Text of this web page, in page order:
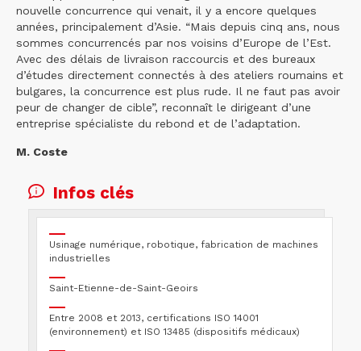
nouvelle concurrence qui venait, il y a encore quelques
années, principalement d’Asie. “Mais depuis cinq ans, nous
sommes concurrencés par nos voisins d’Europe de l’Est.
Avec des délais de livraison raccourcis et des bureaux
d’études directement connectés à des ateliers roumains et
bulgares, la concurrence est plus rude. Il ne faut pas avoir
peur de changer de cible”, reconnaît le dirigeant d’une
entreprise spécialiste du rebond et de l’adaptation.
M. Coste
Infos clés
Usinage numérique, robotique, fabrication de machines
industrielles
Saint-Etienne-de-Saint-Geoirs
Entre 2008 et 2013, certifications ISO 14001
(environnement) et ISO 13485 (dispositifs médicaux)